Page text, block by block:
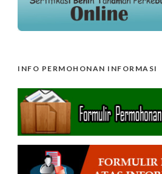
INFO PERMOHONAN INFORMASI